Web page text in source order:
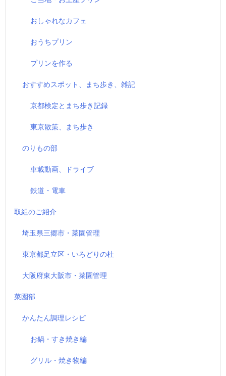
おしゃれなカフェ
おうちプリン
プリンを作る
おすすめスポット、まち歩き、雑記
京都検定とまち歩き記録
東京散策、まち歩き
のりもの部
車載動画、ドライブ
鉄道・電車
取組のご紹介
埼玉県三郷市・菜園管理
東京都足立区・いろどりの杜
大阪府東大阪市・菜園管理
菜園部
かんたん調理レシピ
お鍋・すき焼き編
グリル・焼き物編